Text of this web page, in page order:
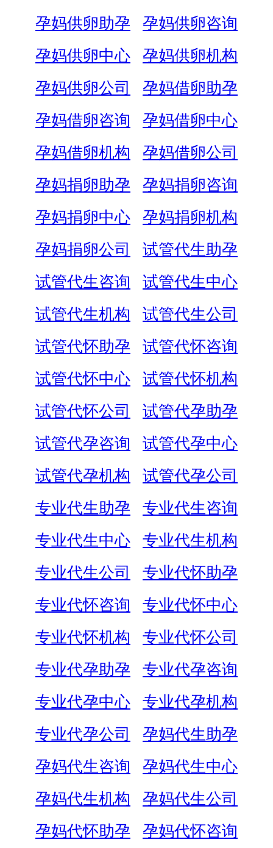
孕妈供卵助孕
孕妈供卵咨询
孕妈供卵中心
孕妈供卵机构
孕妈供卵公司
孕妈借卵助孕
孕妈借卵咨询
孕妈借卵中心
孕妈借卵机构
孕妈借卵公司
孕妈捐卵助孕
孕妈捐卵咨询
孕妈捐卵中心
孕妈捐卵机构
孕妈捐卵公司
试管代生助孕
试管代生咨询
试管代生中心
试管代生机构
试管代生公司
试管代怀助孕
试管代怀咨询
试管代怀中心
试管代怀机构
试管代怀公司
试管代孕助孕
试管代孕咨询
试管代孕中心
试管代孕机构
试管代孕公司
专业代生助孕
专业代生咨询
专业代生中心
专业代生机构
专业代生公司
专业代怀助孕
专业代怀咨询
专业代怀中心
专业代怀机构
专业代怀公司
专业代孕助孕
专业代孕咨询
专业代孕中心
专业代孕机构
专业代孕公司
孕妈代生助孕
孕妈代生咨询
孕妈代生中心
孕妈代生机构
孕妈代生公司
孕妈代怀助孕
孕妈代怀咨询